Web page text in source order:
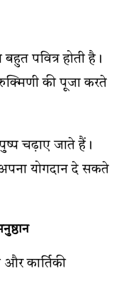
बहुत पवित्र होती है।
की पूजा करते
चढ़ाए जाते हैं।
योगदान दे सकते
कार्तिकी